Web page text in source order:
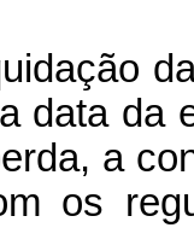
data da
a
os